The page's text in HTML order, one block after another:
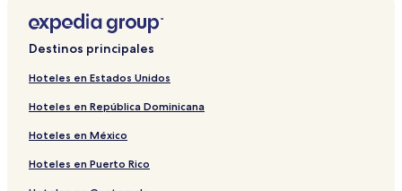
Destinos principales
Hoteles en Estados Unidos
Hoteles en República Dominicana
Hoteles en México
Hoteles en Puerto Rico